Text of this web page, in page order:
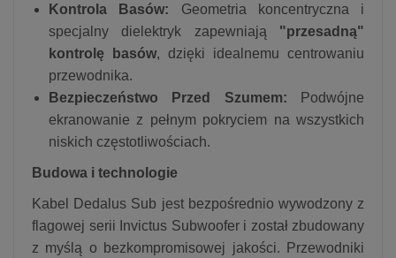
Kontrola Basów: Geometria koncentryczna i
specjalny dielektryk zapewniają "przesadną"
kontrolę basów, dzięki idealnemu centrowaniu
przewodnika.
Bezpieczeństwo Przed Szumem: Podwójne
ekranowanie z pełnym pokryciem na wszystkich
niskich częstotliwościach.
Budowa i technologie
Kabel Dedalus Sub jest bezpośrednio wywodzony z
flagowej serii Invictus Subwoofer i został zbudowany
z myślą o bezkompromisowej jakości. Przewodniki